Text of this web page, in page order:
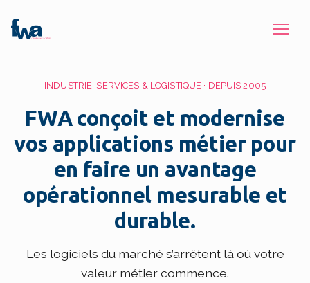
INDUSTRIE, SERVICES & LOGISTIQUE · DEPUIS 2005
FWA conçoit et modernise
vos applications métier pour
en faire un avantage
opérationnel mesurable et
durable.
Les logiciels du marché s’arrêtent là où votre
valeur métier commence.